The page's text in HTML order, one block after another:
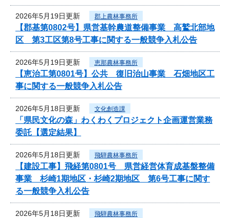
2026年5月19日更新 郡上農林事務所
【郡基第0802号】県営基幹農道整備事業 高鷲北部地
区 第3工区第8号工事に関する一般競争入札公告
2026年5月19日更新 恵那農林事務所
【恵治工第0801号】公共 復旧治山事業 石畑地区工
事に関する一般競争入札公告
2026年5月18日更新 文化創造課
「県民文化の森」わくわくプロジェクト企画運営業務
委託【選定結果】
2026年5月18日更新 飛騨農林事務所
【建設工事】飛経第0801号 県営経営体育成基盤整備
事業 杉崎1期地区・杉崎2期地区 第6号工事に関す
る一般競争入札公告
2026年5月18日更新 飛騨農林事務所